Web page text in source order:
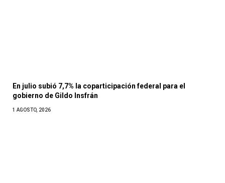
En julio subió 7,7% la coparticipación federal para el
gobierno de Gildo Insfrán
1 AGOSTO, 2026